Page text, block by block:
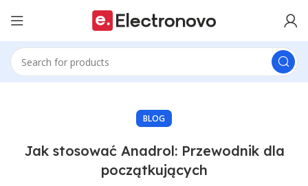
BLOG
Jak stosować Anadrol: Przewodnik dla
początkujących